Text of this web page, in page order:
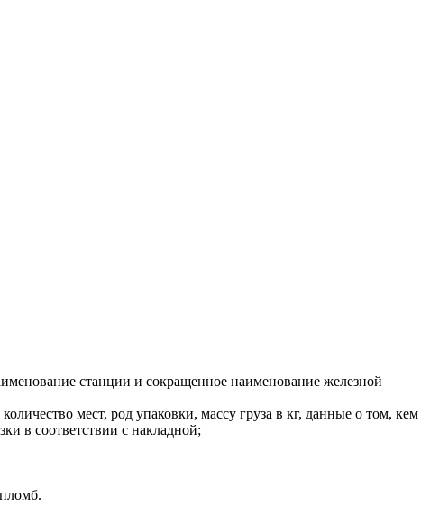
станции и сокращенное наименование железной
мест, род упаковки, массу груза в кг, данные о том, кем
в соответствии с накладной;